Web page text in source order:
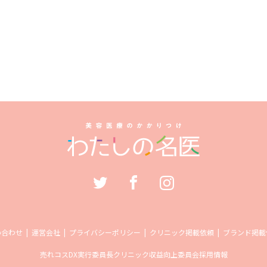
わせ 運営会社 プライバシーポリシー クリニック掲載依頼 ブランド掲
売れコスDX実行委員長クリニック収益向上委員会採用情報